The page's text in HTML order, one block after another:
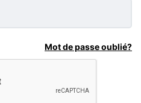
Mot de passe oublié?